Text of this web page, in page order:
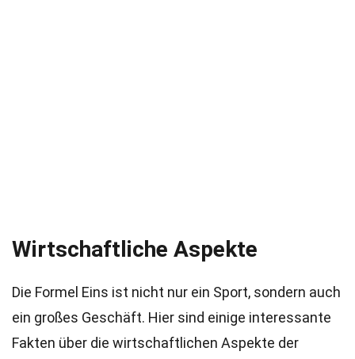
Wirtschaftliche Aspekte
Die Formel Eins ist nicht nur ein Sport, sondern auch
ein großes Geschäft. Hier sind einige interessante
Fakten über die wirtschaftlichen Aspekte der